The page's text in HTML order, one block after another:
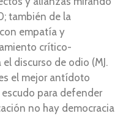
también de la
empatía y
crítico-
discurso de odio (MJ.
el mejor antídoto
para defender
no hay democracia